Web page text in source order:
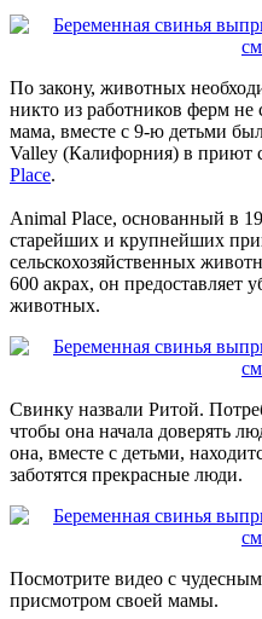
По закону, животных
никто из работников ферм
мама, вместе с 9-ю детьми
Valley (Калифорния) в приют
Place.
Animal Place, основанный в
старейших и крупнейших
сельскохозяйственных
600 акрах, он предоставляет
животных.
Свинку назвали Ритой.
чтобы она начала доверять
она, вместе с детьми,
заботятся прекрасные люди.
Посмотрите видео с
присмотром своей мамы.